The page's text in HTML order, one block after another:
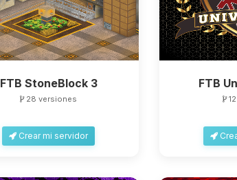
FTB StoneBlock 3
28 versiones
Crear mi servidor
FTB